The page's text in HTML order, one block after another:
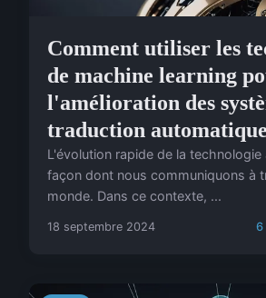
Comment utiliser les
de machine learning
l'amélioration des
traduction
L'évolution rapide de la technologie
façon dont nous communiquons à
monde. Dans ce contexte, ...
18 septembre 2024 6